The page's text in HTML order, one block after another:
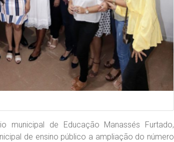
municipal de Educação Manassés Furtado,
de ensino público a ampliação do número